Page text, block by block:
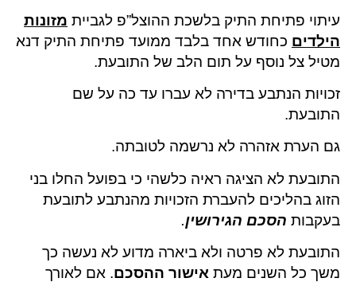
עיתוי פתיחת התיק בלשכת ההוצל”פ לגביית מזונות
הילדים כחודש אחד בלבד ממועד פתיחת התיק דנא
מטיל צל נוסף על תום הלב של התובעת.
זכויות הנתבע בדירה לא עברו עד כה על שם
התובעת.
גם הערת אזהרה לא נרשמה לטובתה.
התובעת לא הציגה ראיה כלשהי כי בפועל החלו בני
הזוג בהליכים להעברת הזכויות מהנתבע לתובעת
בעקבות הסכם הגירושין.
התובעת לא פרטה ולא ביארה מדוע לא נעשה כך
משך כל השנים מעת אישור ההסכם. אם לאורך